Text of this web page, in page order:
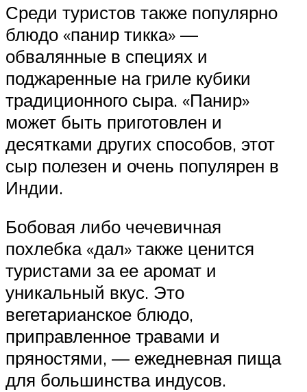
Среди туристов также популярно
блюдо «панир тикка» —
обвалянные в специях и
поджаренные на гриле кубики
традиционного сыра. «Панир»
может быть приготовлен и
десятками других способов, этот
сыр полезен и очень популярен в
Индии.
Бобовая либо чечевичная
похлебка «дал» также ценится
туристами за ее аромат и
уникальный вкус. Это
вегетарианское блюдо,
приправленное травами и
пряностями, — ежедневная пища
для большинства индусов.